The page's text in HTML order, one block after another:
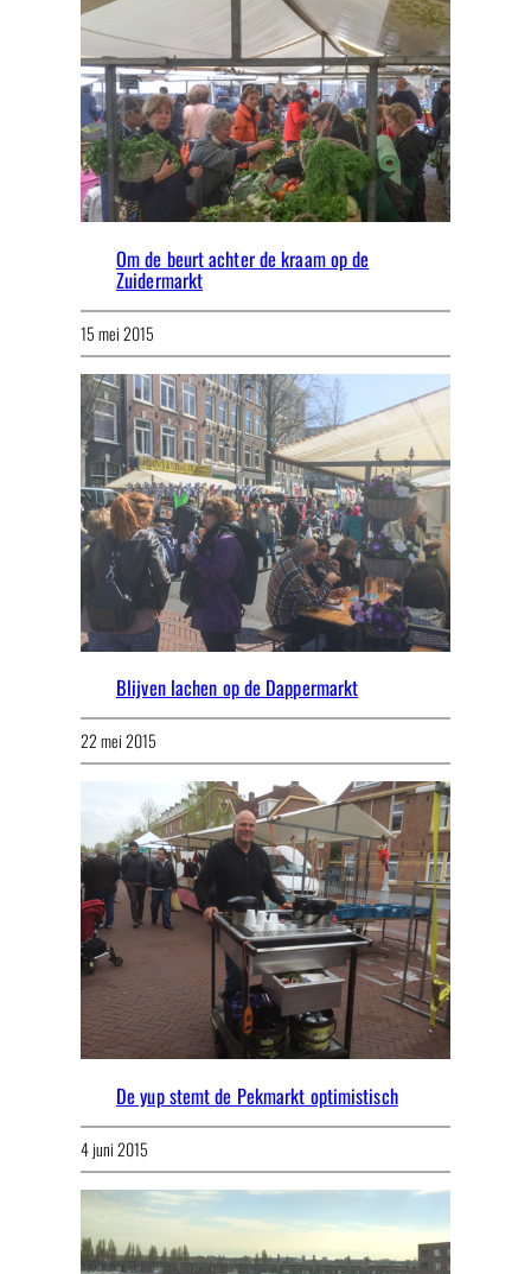
Om de beurt achter de kraam op de
Zuidermarkt
15 mei 2015
Blijven lachen op de Dappermarkt
22 mei 2015
De yup stemt de Pekmarkt optimistisch
4 juni 2015